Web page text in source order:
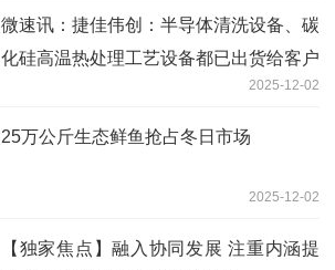
微速讯：捷佳伟创：半导体清洗设备、碳
化硅高温热处理工艺设备都已出货给客户
2025-12-02
25万公斤生态鲜鱼抢占冬日市场
2025-12-02
【独家焦点】融入协同发展 注重内涵提